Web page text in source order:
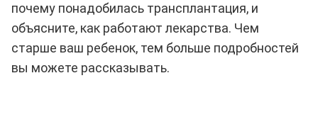
почему понадобилась трансплантация, и
объясните, как работают лекарства. Чем
старше ваш ребенок, тем больше подробностей
вы можете рассказывать.